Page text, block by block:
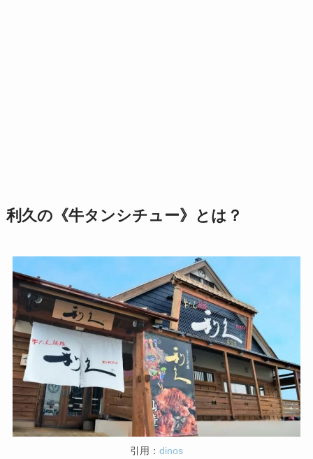
利久の《牛タンシチュー》とは？
引用： dinos